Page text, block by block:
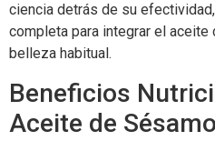
ciencia detrás de su
completa para integrar el aceite
belleza habitual.
Beneficios
Aceite de Sésamo